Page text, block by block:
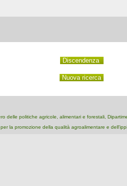
delle politiche agricole, alimentari e forestali,
la promozione della qualità agroalimentare e